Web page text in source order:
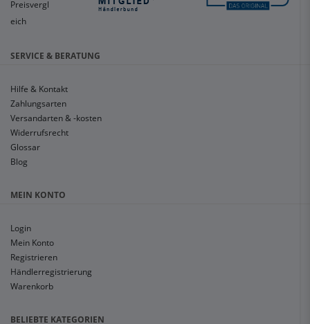
SERVICE & BERATUNG
Hilfe & Kontakt
Zahlungsarten
Versandarten & -kosten
Widerrufsrecht
Glossar
Blog
MEIN KONTO
Login
Mein Konto
Registrieren
Händlerregistrierung
Warenkorb
BELIEBTE KATEGORIEN